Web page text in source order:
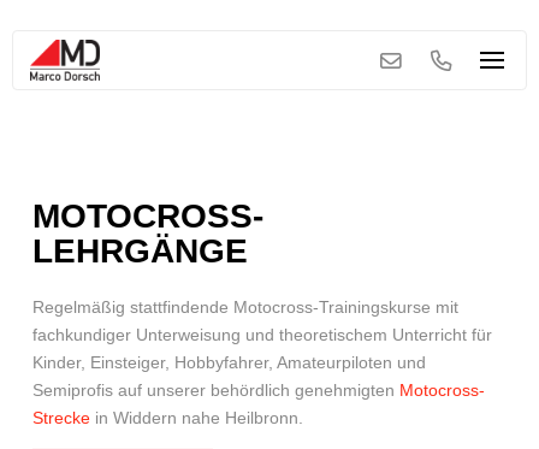
MOTOCROSS-
LEHRGÄNGE
Regelmäßig stattfindende Motocross-Trainingskurse mit
fachkundiger Unterweisung und theoretischem Unterricht für
Kinder, Einsteiger, Hobbyfahrer, Amateurpiloten und
Semiprofis auf unserer behördlich genehmigten Motocross-
Streckein Widdern nahe Heilbronn.